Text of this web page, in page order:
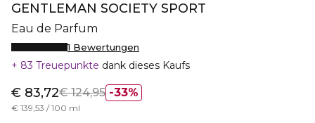
GENTLEMAN SOCIETY SPORT
Eau de Parfum
1 Bewertungen
83 Treuepunkte dank dieses Kaufs
33%
€ 83,72€ 124,95
€ 139,53 / 100 ml